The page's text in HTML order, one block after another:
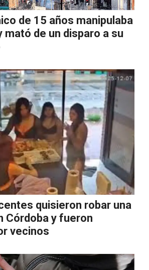
de 15 años manipulaba
mató de un disparo a su
quisieron robar una
Córdoba y fueron
vecinos